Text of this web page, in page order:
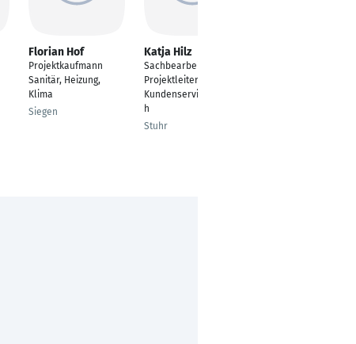
Florian Hof
Projektkaufmann
Sanitär, Heizung,
Klima
Siegen
Katja Hilz
Sachbearbeiterin -
Projektleiterin im
Kundenservicebereic
h
Stuhr